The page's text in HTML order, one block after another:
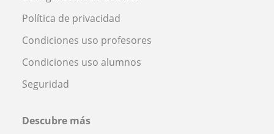
Política de privacidad
Condiciones uso profesores
Condiciones uso alumnos
Seguridad
Descubre más